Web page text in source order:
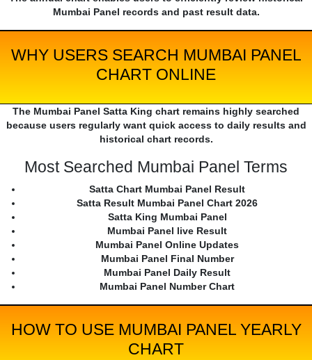
Mumbai Panel records and past result data.
WHY USERS SEARCH MUMBAI PANEL
CHART ONLINE
The Mumbai Panel Satta King chart remains highly searched
because users regularly want quick access to daily results and
historical chart records.
Most Searched Mumbai Panel Terms
Satta Chart Mumbai Panel Result
Satta Result Mumbai Panel Chart 2026
Satta King Mumbai Panel
Mumbai Panel live Result
Mumbai Panel Online Updates
Mumbai Panel Final Number
Mumbai Panel Daily Result
Mumbai Panel Number Chart
HOW TO USE MUMBAI PANEL YEARLY
CHART